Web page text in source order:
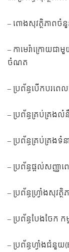
– ពោងសុវត្ថិភាពចំ
– កាមេរ៉ាក្រោយជា
ចំណត
– ប្រព័ន្ធបើកបរព
– ប្រព័ន្ធគ្រប់គ្រងលំ
– ប្រព័ន្ធគ្រប់គ្រងទំ
– ប្រព័ន្ធផ្ដល់សញ្ញា
– ប្រព័ន្ធហ្រ្វាំងសុវត្ថិ
– ប្រព័ន្ធបែងចែក កម្
– ប្រព័ន្ធហ្វាំងជំនួយ